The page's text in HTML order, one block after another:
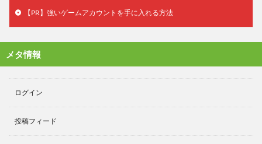
【PR】強いゲームアカウントを手に入れる方法
メタ情報
ログイン
投稿フィード